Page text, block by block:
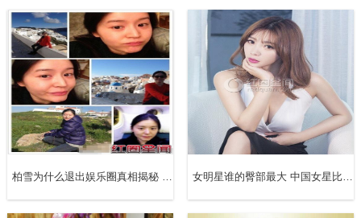
林宥嘉张杰
其实铁粉都知道张杰和林宥嘉在2013年的春晚上一起合作
了《给我你的爱》，让大家对两位有才华的小哥哥很是佩服!
其实在更早的2008年的时候，张杰和林宥嘉就在《快乐大本
营》的舞台上合作过，从那时候两个人就惺惺相惜，因为对
音乐的共鸣，让两个人很是喜欢和彼此聊天!尽管现在见面的